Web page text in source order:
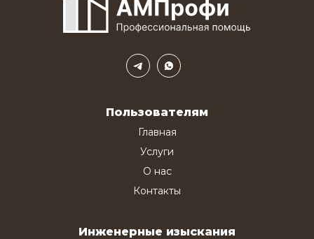
Пользователям
Главная
Услуги
О нас
Контакты
Инженерные изыскания